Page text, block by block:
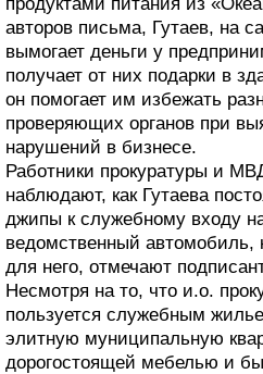
авторов письма, Гутаев, на
вымогает деньги у
получает от них подарки в
он помогает им избежать
проверяющих органов при
нарушений в бизнесе.
Работники прокуратуры и
наблюдают, как Гутаева
джипы к служебному входу
ведомственный автомобиль,
для него, отмечают
Несмотря на то, что и.о.
пользуется служебным
элитную муниципальную
дорогостоящей мебелью и